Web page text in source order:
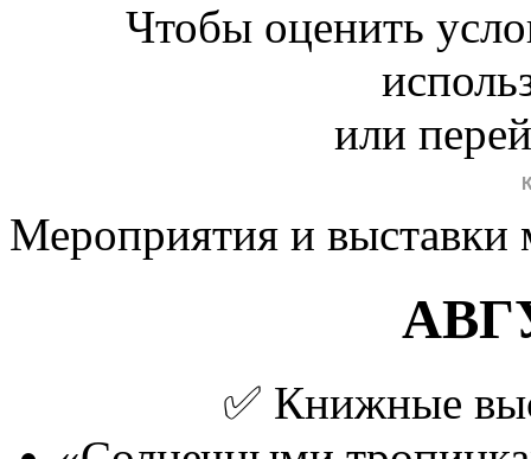
Чтобы оценить
или
Мероприятия и выставки
✅️ Книжные